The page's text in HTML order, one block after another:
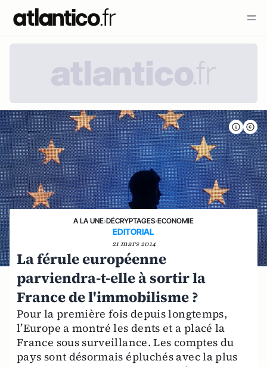
A LA UNE›DÉCRYPTAGES›ECONOMIE
EDITORIAL
21 mars 2014
La férule européenne
parviendra-t-elle à sortir la
France de l'immobilisme ?
Pour la première fois depuis longtemps,
l’Europe a montré les dents et a placé la
France sous surveillance. Les comptes du
pays sont désormais épluchés avec la plus